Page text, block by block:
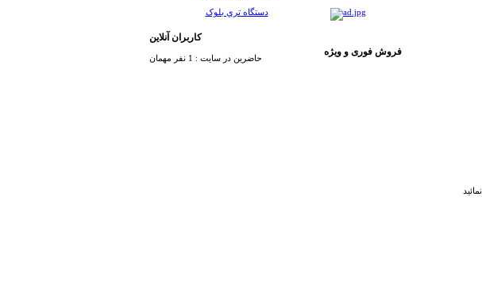
دستگاه تري بلوک
کاربران آنلاین
حاضرین در سایت : 1 نفر مهمان
فروش فوری و ویژه